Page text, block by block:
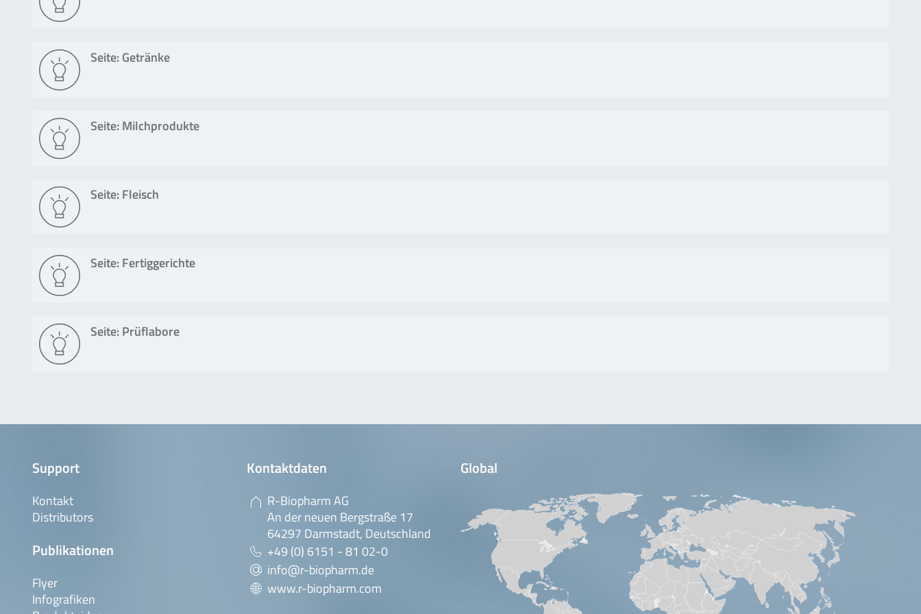
Seite: Getränke
Seite: Milchprodukte
Seite: Fleisch
Seite: Fertiggerichte
Seite: Prüflabore
Support
Kontakt
Distributors
Publikationen
Flyer
Infografiken
Kontaktdaten
R-Biopharm AG
An der neuen Bergstraße 17
64297 Darmstadt, Deutschland
+49 (0) 6151 - 81 02-0
info@r-biopharm.de
www.r-biopharm.com
Global